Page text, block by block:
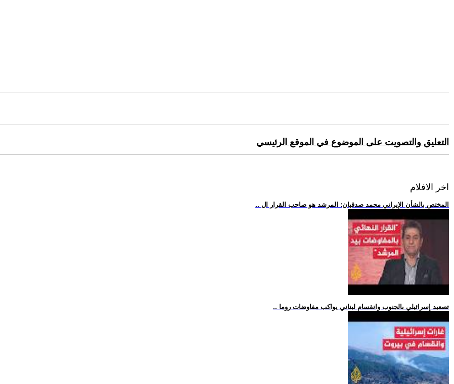
التعليق والتصويت على الموضوع في الموقع الرئيسي
اخر الافلام
.. المختص بالشأن الإيراني محمد صدقيان: المرشد هو صاحب القرار ال
.. تصعيد إسرائيلي بالجنوب وانقسام لبناني يواكب مفاوضات روما